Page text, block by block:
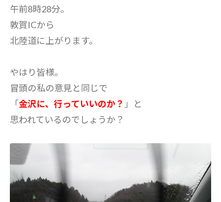
午前8時28分。
敦賀ICから
北陸道に上がります。
やはり皆様。
冒頭の私の意見と同じで
「金沢に、行っていいのか？ 」と
思われているのでしょうか？